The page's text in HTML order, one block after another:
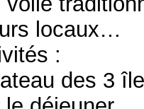
locaux…
:
des 3